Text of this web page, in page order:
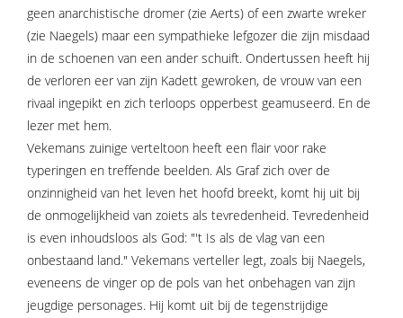
geen anarchistische dromer (zie Aerts) of een zwarte wreker
(zie Naegels) maar een sympathieke lefgozer die zijn misdaad
in de schoenen van een ander schuift. Ondertussen heeft hij
de verloren eer van zijn Kadett gewroken, de vrouw van een
rivaal ingepikt en zich terloops opperbest geamuseerd. En de
lezer met hem.
Vekemans zuinige verteltoon heeft een flair voor rake
typeringen en treffende beelden. Als Graf zich over de
onzinnigheid van het leven het hoofd breekt, komt hij uit bij
de onmogelijkheid van zoiets als tevredenheid. Tevredenheid
is even inhoudsloos als God: "'t Is als de vlag van een
onbestaand land." Vekemans verteller legt, zoals bij Naegels,
eveneens de vinger op de pols van het onbehagen van zijn
jeugdige personages. Hij komt uit bij de tegenstrijdige